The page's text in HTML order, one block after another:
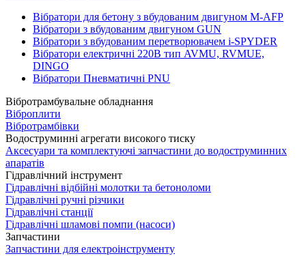
Вібратори для бетону з вбудованим двигуном M-AFP
Вібратори з вбудованим двигуном GUN
Вібратори з вбудованим перетворювачем i-SPYDER
Вібратори електричні 220B тип AVMU, RVMUE,
DINGO
Вібратори Пневматичні PNU
Вібротрамбувальне обладнання
Віброплити
Вібротрамбівки
Водоструминні агрегати високого тиску
Аксесуари та комплектуючі запчастини до водоструминних
апаратів
Гідравлічний інструмент
Гідравлічні відбійні молотки та бетоноломи
Гідравлічні ручні різчики
Гідравлічні станції
Гідравлічні шламові помпи (насоси)
Запчастини
Запчастини для електроінструменту